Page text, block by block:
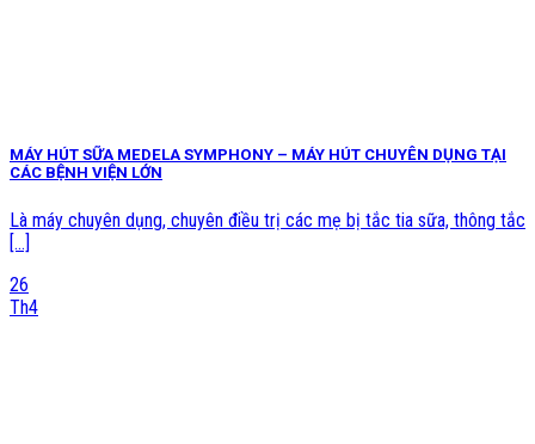
MÁY HÚT SỮA MEDELA SYMPHONY – MÁY HÚT CHUYÊN DỤNG TẠI
CÁC BỆNH VIỆN LỚN
Là máy chuyên dụng, chuyên điều trị các mẹ bị tắc tia sữa, thông tắc
[...]
26
Th4